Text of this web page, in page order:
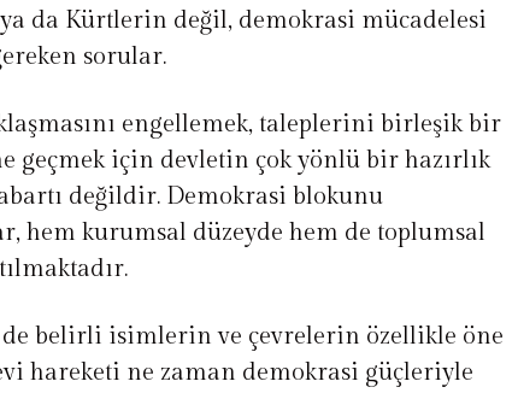
da Kürtlerin değil, demokrasi mücadelesi
sorular.
engellemek, taleplerini birleşik bir
geçmek için devletin çok yönlü bir hazırlık
değildir. Demokrasi blokunu
hem kurumsal düzeyde hem de toplumsal
belirli isimlerin ve çevrelerin özellikle öne
hareketi ne zaman demokrasi güçleriyle